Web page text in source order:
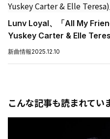
Lunv Loyal、「All My
Yuskey Carter & Elle
新曲情報2025.12.10
こんな記事も読まれてい